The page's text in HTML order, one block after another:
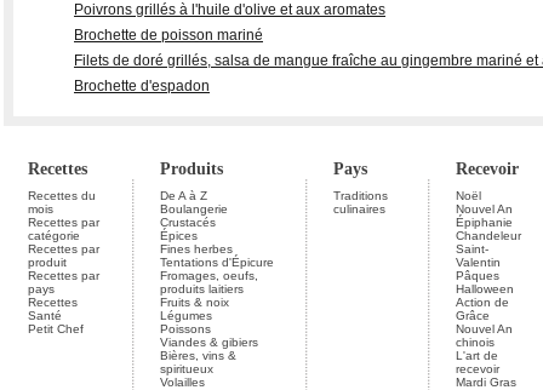
Poivrons grillés à l'huile d'olive et aux aromates
Brochette de poisson mariné
Filets de doré grillés, salsa de mangue fraîche au gingembre mariné
Brochette d'espadon
Recettes Produits Pays Recevoir
Recettes du
mois
Recettes par
catégorie
Recettes par
produit
Recettes par
pays
Recettes
Santé
Petit Chef
De A à Z
Boulangerie
Crustacés
Épices
Fines herbes
Tentations d'Épicure
Fromages, oeufs,
produits laitiers
Fruits & noix
Légumes
Poissons
Viandes & gibiers
Bières, vins &
spiritueux
Volailles
Traditions
culinaires
Noël
Nouvel An
Épiphanie
Chandeleur
Saint-
Valentin
Pâques
Halloween
Action de
Grâce
Nouvel An
chinois
L'art de
recevoir
Mardi Gras